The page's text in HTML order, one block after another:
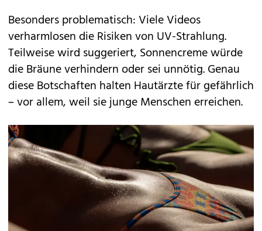
Besonders problematisch: Viele Videos
verharmlosen die Risiken von UV-Strahlung.
Teilweise wird suggeriert, Sonnencreme würde
die Bräune verhindern oder sei unnötig. Genau
diese Botschaften halten Hautärzte für gefährlich
– vor allem, weil sie junge Menschen erreichen.